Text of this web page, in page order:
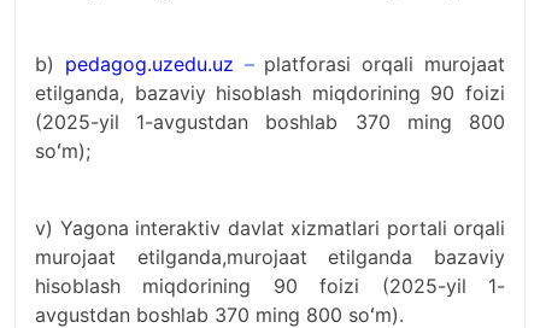
b) pedagog.uzedu.uz –platforasi orqali murojaat
etilganda, bazaviy hisoblash miqdorining 90 foizi
(2025-yil 1-avgustdan boshlab 370 ming 800
soʻm);
v) Yagona interaktiv davlat xizmatlari portali orqali
murojaat etilganda,murojaat etilganda bazaviy
hisoblash miqdorining 90 foizi (2025-yil 1-
avgustdan boshlab 370 ming 800 soʻm).